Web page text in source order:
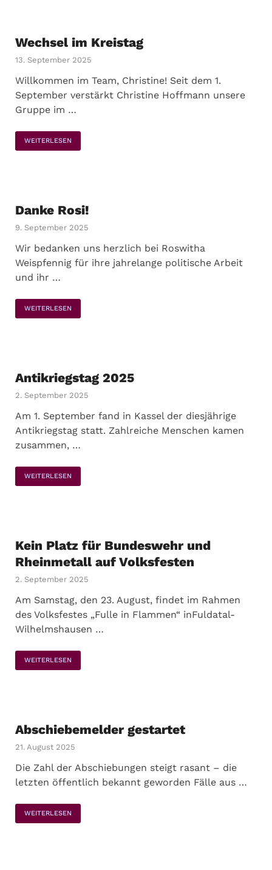
Wechsel im Kreistag
13. September 2025
Willkommen im Team, Christine! Seit dem 1.
September verstärkt Christine Hoffmann unsere
Gruppe im …
WEITERLESEN
Danke Rosi!
9. September 2025
Wir bedanken uns herzlich bei Roswitha
Weispfennig für ihre jahrelange politische Arbeit
und ihr …
WEITERLESEN
Antikriegstag 2025
2. September 2025
Am 1. September fand in Kassel der diesjährige
Antikriegstag statt. Zahlreiche Menschen kamen
zusammen, …
WEITERLESEN
Kein Platz für Bundeswehr und
Rheinmetall auf Volksfesten
2. September 2025
Am Samstag, den 23. August, findet im Rahmen
des Volksfestes „Fulle in Flammen“ inFuldatal-
Wilhelmshausen …
WEITERLESEN
Abschiebemelder gestartet
21. August 2025
Die Zahl der Abschiebungen steigt rasant – die
letzten öffentlich bekannt geworden Fälle aus …
WEITERLESEN